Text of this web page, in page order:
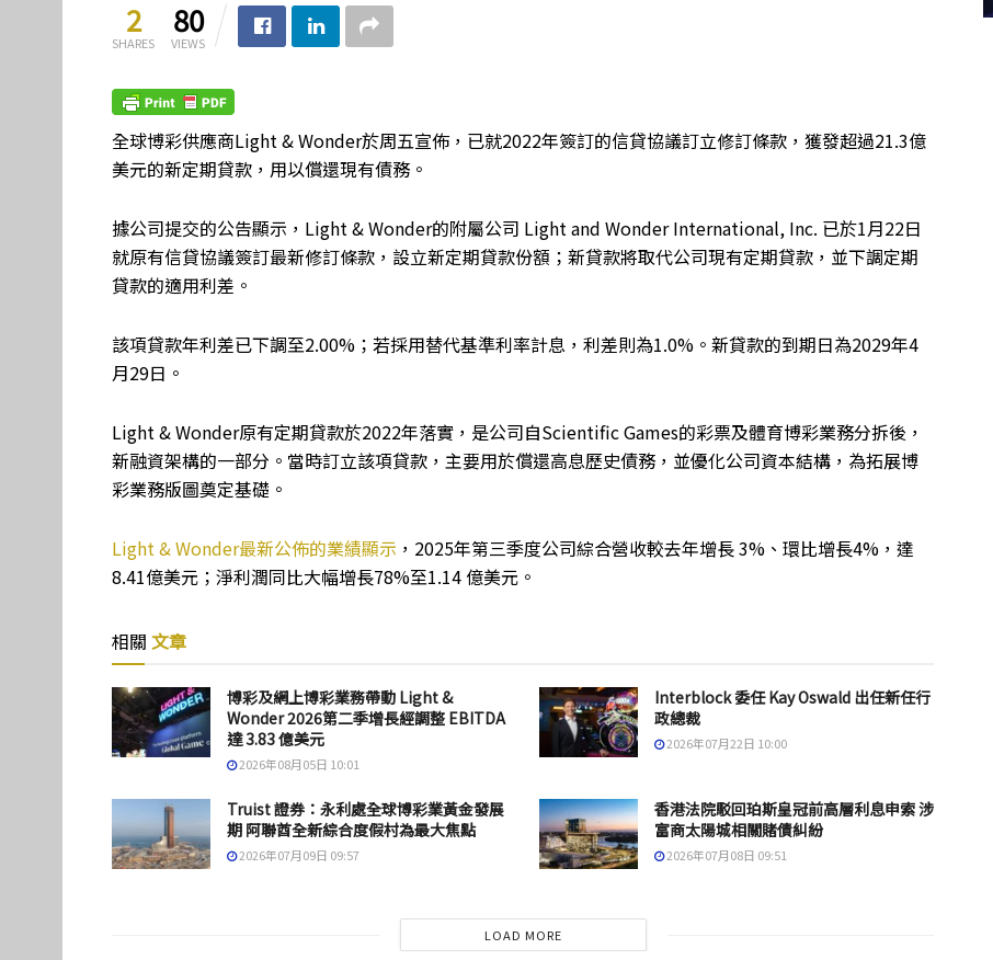
2
SHARES
80
VIEWS
全球博彩供應商Light & Wonder於周五宣佈，已就2022年簽訂的信貸協議訂立修訂條款，獲發超過21.3億
美元的新定期貸款，用以償還現有債務。
據公司提交的公告顯示，Light & Wonder的附屬公司 Light and Wonder International, Inc. 已於1月22日
就原有信貸協議簽訂最新修訂條款，設立新定期貸款份額；新貸款將取代公司現有定期貸款，並下調定期
貸款的適用利差。
該項貸款年利差已下調至2.00%；若採用替代基準利率計息，利差則為1.0%。新貸款的到期日為2029年4
月29日。
Light & Wonder原有定期貸款於2022年落實，是公司自Scientific Games的彩票及體育博彩業務分拆後，
新融資架構的一部分。當時訂立該項貸款，主要用於償還高息歷史債務，並優化公司資本結構，為拓展博
彩業務版圖奠定基礎。
Light & Wonder最新公佈的業績顯示 ，2025年第三季度公司綜合營收較去年增長 3%、環比增長4%，達
8.41億美元；淨利潤同比大幅增長78%至1.14 億美元。
相關 文章
博彩及網上博彩業務帶動 Light &
Wonder 2026第二季增長經調整 EBITDA
達 3.83 億美元
2026年08月05日 10:01
Interblock 委任 Kay Oswald 出任新任行
政總裁
2026年07月22日 10:00
Truist 證券：永利處全球博彩業黃金發展
期 阿聯酋全新綜合度假村為最大焦點
2026年07月09日 09:57
香港法院駁回珀斯皇冠前高層利息申索 涉
富商太陽城相關賭債糾紛
2026年07月08日 09:51
LOAD MORE